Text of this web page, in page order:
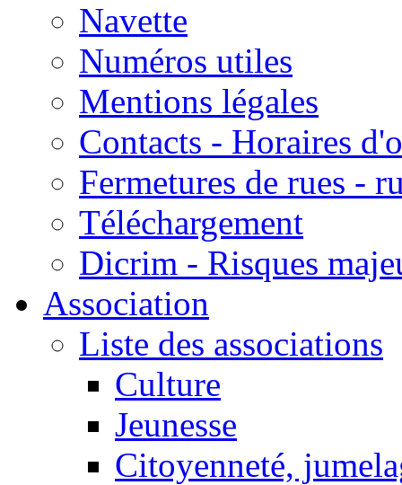
Navette
Numéros utiles
Mentions légales
Contacts - Horaires
Fermetures de rues -
Téléchargement
Dicrim - Risques
Association
Liste des associations
Culture
Jeunesse
Citoyenneté,